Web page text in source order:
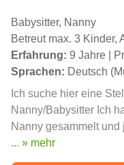
Babysitter, Nanny
Betreut max. 3 Kinder,
Erfahrung: 9 Jahre |
Sprachen: Deutsch
Ich suche hier eine
Nanny/Babysitter Ich
Nanny gesammelt
... » mehr